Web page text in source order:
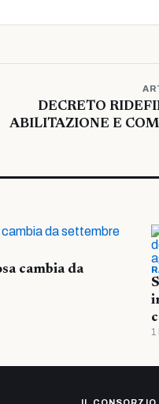
DECRETO
ABILITAZIONE E
cambia da
1